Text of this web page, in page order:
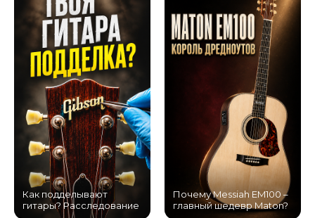
Как подделывают
гитары? Расследование
Почему Messiah EM100 –
главный шедевр Maton?